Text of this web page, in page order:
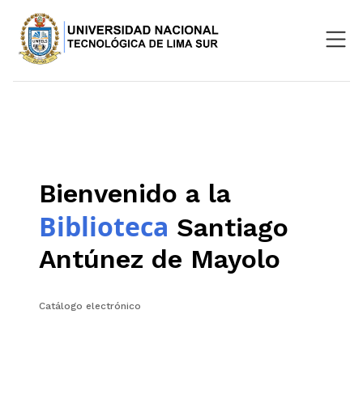
Aula Virtual
Bienvenido a la
Biblioteca Santiago
Antúnez de Mayolo
Catálogo electrónico